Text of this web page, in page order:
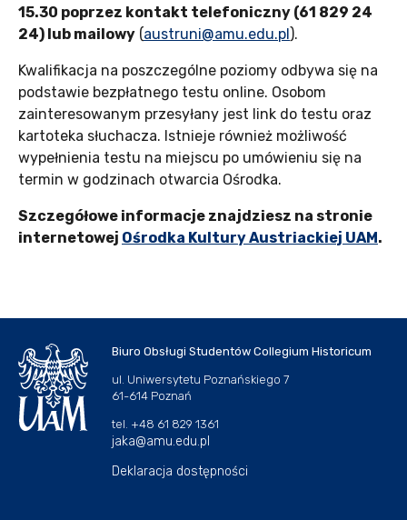
15.30 poprzez kontakt telefoniczny (61 829 24
24) lub mailowy (austruni@amu.edu.pl).
Kwalifikacja na poszczególne poziomy odbywa się na
podstawie bezpłatnego testu online. Osobom
zainteresowanym przesyłany jest link do testu oraz
kartoteka słuchacza. Istnieje również możliwość
wypełnienia testu na miejscu po umówieniu się na
termin w godzinach otwarcia Ośrodka.
Szczegółowe informacje znajdziesz na stronie
internetowej Ośrodka Kultury Austriackiej UAM.
Biuro Obsługi Studentów Collegium Historicum
ul. Uniwersytetu Poznańskiego 7
61-614 Poznań
tel. +48 61 829 1361
jaka@amu.edu.pl
Deklaracja dostępności